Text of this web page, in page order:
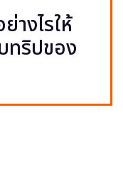
างไรให้
ทริปของ